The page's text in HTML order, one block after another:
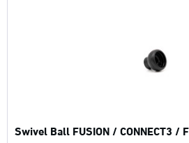
Swivel Ball FUSION / CONNECT3 /